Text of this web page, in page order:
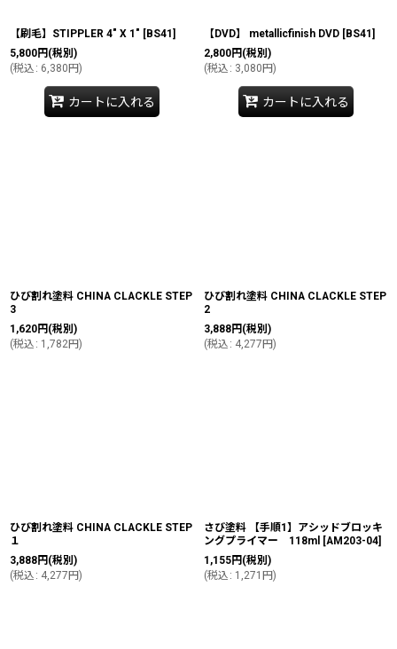
【刷毛】STIPPLER 4" X 1" [BS41]
5,800円 (税別)
(税込 : 6,380円)
カートに入れる
【DVD】 metallicfinish DVD [BS41]
2,800円 (税別)
(税込 : 3,080円)
カートに入れる
ひび割れ塗料 CHINA CLACKLE STEP
3
1,620円 (税別)
(税込 : 1,782円)
ひび割れ塗料 CHINA CLACKLE STEP
2
3,888円 (税別)
(税込 : 4,277円)
ひび割れ塗料 CHINA CLACKLE STEP
１
3,888円 (税別)
(税込 : 4,277円)
さび塗料 【手順1】アシッドブロッキ
ングプライマー 118ml [AM203-04]
1,155円 (税別)
(税込 : 1,271 円)